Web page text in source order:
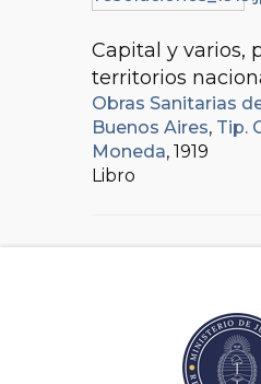
Capital y varios,
territorios
Obras Sanitarias
Buenos Aires, Tip.
Moneda, 1919
Libro